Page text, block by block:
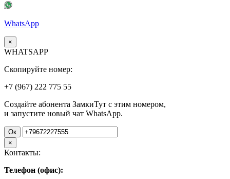
WhatsApp
×
WHATSAPP
Скопируйте номер:
+7 (967) 222 775 55
Создайте абонента ЗамкиТут с этим номером,
и запустите новый чат WhatsApp.
Ок
×
Контакты:
Телефон (офис):